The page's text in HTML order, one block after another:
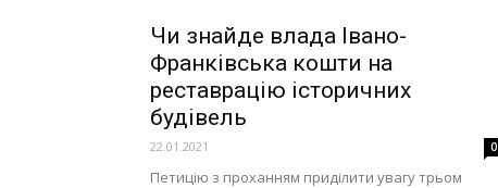
Чи знайде влада Івано-
Франківська кошти на
реставрацію історичних
будівель
22.01.2021 0
Петицію з проханням приділити увагу трьом